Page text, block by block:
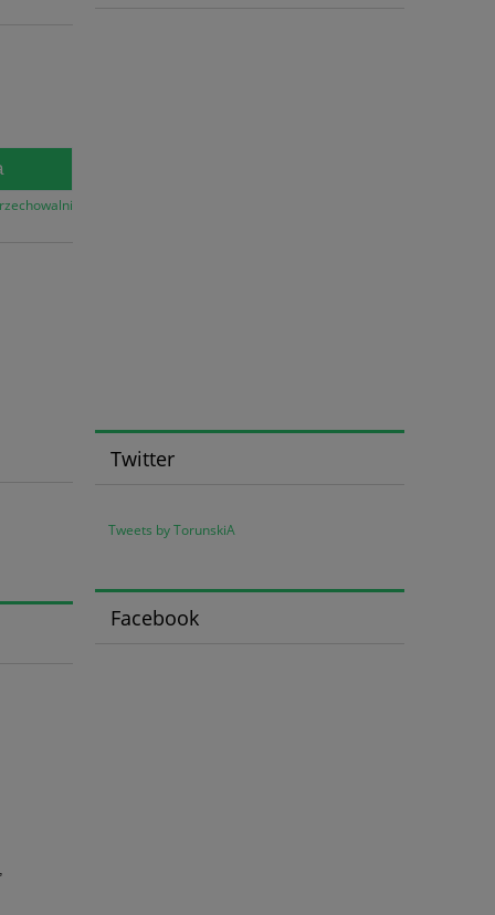
Twitter
Tweets by TorunskiA
Facebook